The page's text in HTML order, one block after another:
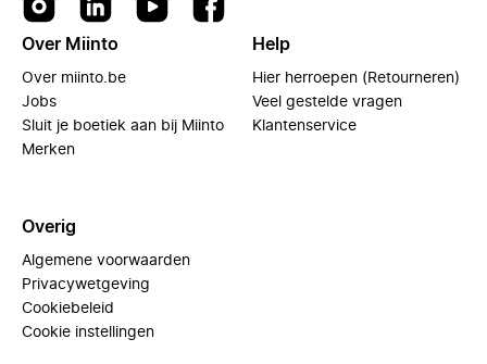
Over Miinto
Over miinto.be
Jobs
Sluit je boetiek aan bij Miinto
Merken
Help
Hier herroepen (Retourneren)
Veel gestelde vragen
Klantenservice
Overig
Algemene voorwaarden
Privacywetgeving
Cookiebeleid
Cookie instellingen